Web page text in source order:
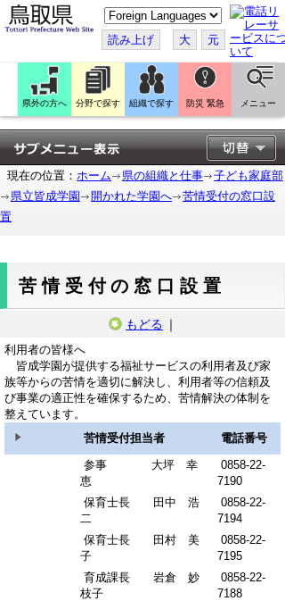
こ
の
ペ
ー
ジ
翻
訳
す
る
読み上げ 大 元
県外の方へ 分野で探す 組織で探す 防災 緊急 メニュー
現在の位置： ホーム 県の組織と仕事
子ども家庭部
県立皆成学園
開かれた学園へ
苦情受付の窓口設
置
苦情受付の窓口設置
もどる ｜
利用者の皆様へ
皆成学園が提供する福祉サービスの利用者及び家
族等からの苦情を適切に解決し、利用者等の信頼及
び事業の適正性を確保するため、苦情解決の体制を
整えています。
苦情受付担当者
電話番号
参事 大坪 幸
恵
0858-22-
7190
保育士長 田中 浩
二
0858-22-
7194
保育士長 田村 美
子
0858-22-
7195
育成課長 岩倉 妙
枝子
0858-22-
7188